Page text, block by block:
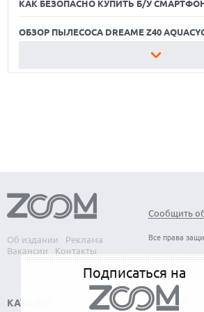
КАК БЕЗОПАСНО КУПИТЬ Б/У
ОБЗОР ПЫЛЕСОСА DREAME Z40
ЛУЧШИЕ ВИДЕОРЕГИСТРАТОРЫ В 2026
Об издании
Реклама
Вакансии
Контакты
Сообщить
Все права
КАТАЛОГ СОФТ
Подписаться на